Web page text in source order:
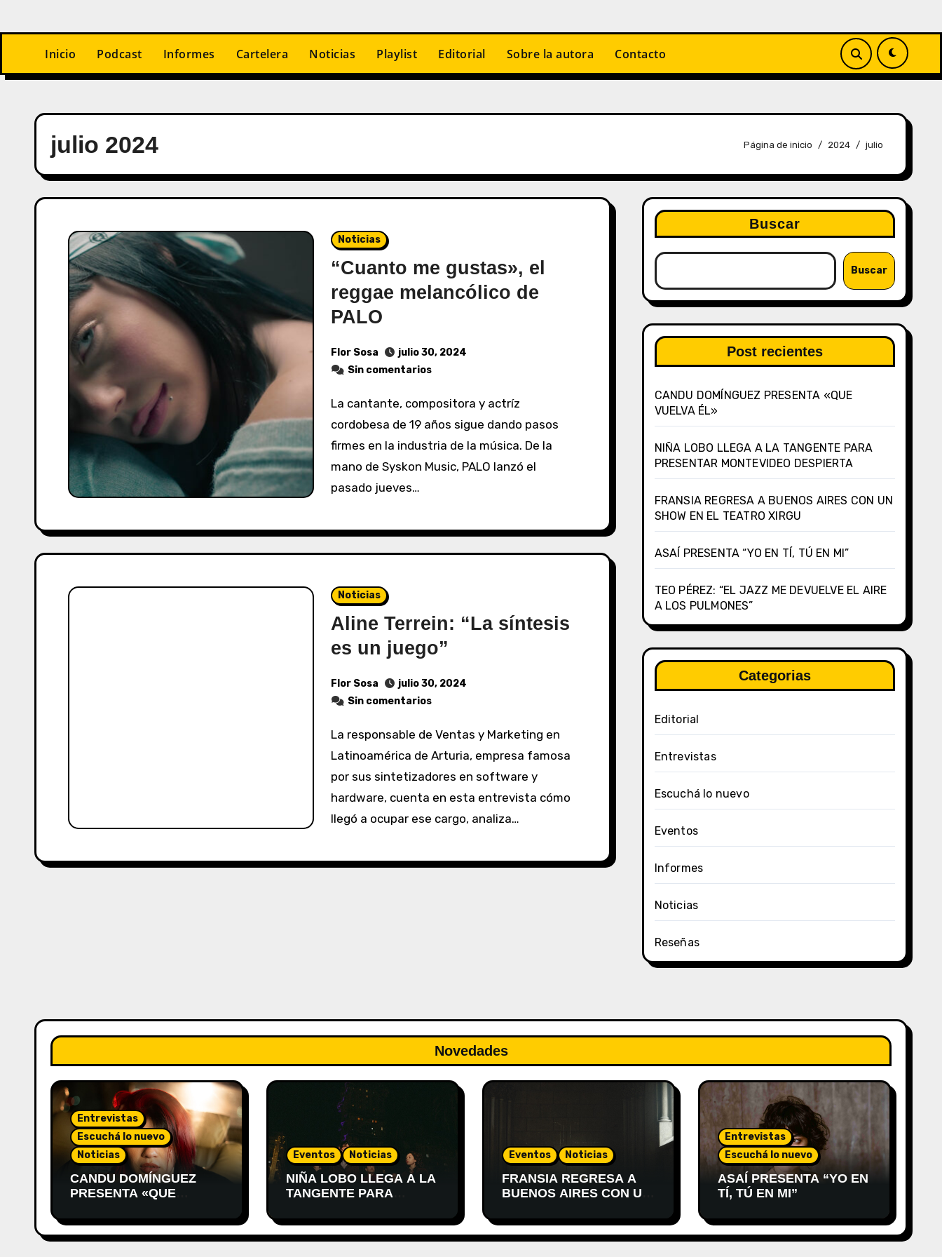
Inicio Podcast Informes Cartelera Noticias Playlist Editorial Sobre la autora Contacto
julio 2024 Página de inicio 2024 julio
Noticias
“Cuanto me gustas», el
reggae melancólico de
PALO
Flor Sosa
julio 30, 2024
Sin comentarios
La cantante, compositora y actríz
cordobesa de 19 años sigue dando pasos
firmes en la industria de la música. De la
mano de Syskon Music, PALO lanzó el
pasado jueves…
Noticias
Aline Terrein: “La síntesis
es un juego”
Flor Sosa
julio 30, 2024
Sin comentarios
La responsable de Ventas y Marketing en
Latinoamérica de Arturia, empresa famosa
por sus sintetizadores en software y
hardware, cuenta en esta entrevista cómo
llegó a ocupar ese cargo, analiza…
Buscar
Buscar
Post recientes
CANDU DOMÍNGUEZ PRESENTA «QUE
VUELVA ÉL»
NIÑA LOBO LLEGA A LA TANGENTE PARA
PRESENTAR MONTEVIDEO DESPIERTA
FRANSIA REGRESA A BUENOS AIRES CON UN
SHOW EN EL TEATRO XIRGU
ASAÍ PRESENTA “YO EN TÍ, TÚ EN MI”
TEO PÉREZ: “EL JAZZ ME DEVUELVE EL AIRE
A LOS PULMONES”
Categorias
Editorial
Entrevistas
Escuchá lo nuevo
Eventos
Informes
Noticias
Reseñas
Novedades
Entrevistas
Escuchá lo nuevo
Noticias
CANDU DOMÍNGUEZ
PRESENTA «QUE
Eventos Noticias
NIÑA LOBO LLEGA A LA
TANGENTE PARA
MONTEVIDEO
DESPIERTA
Eventos Noticias
FRANSIA REGRESA A
BUENOS AIRES CON UN
XIRGU
Entrevistas
Escuchá lo nuevo
ASAÍ PRESENTA “YO EN
TÍ, TÚ EN MI”